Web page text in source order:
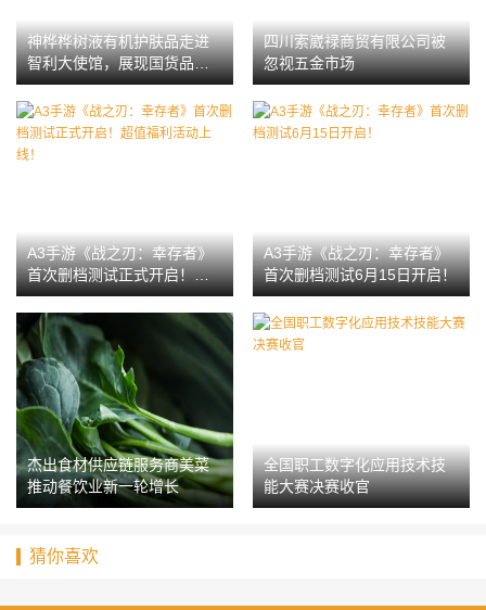
神桦桦树液有机护肤品走进
智利大使馆，展现国货品牌
国际魅力
四川索崴禄商贸有限公司被
忽视五金市场
A3手游《战之刃：幸存者》
首次删档测试正式开启！超
值福利活动上线！
A3手游《战之刃：幸存者》
首次删档测试6月15日开启！
杰出食材供应链服务商美菜
推动餐饮业新一轮增长
全国职工数字化应用技术技
能大赛决赛收官
猜你喜欢